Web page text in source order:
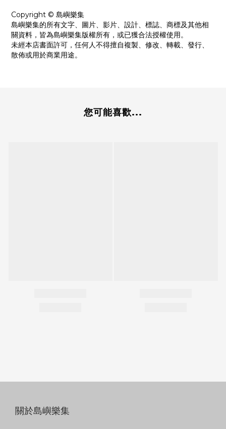
Copyright © 島嶼樂集
島嶼樂集的所有文字、圖片、影片、設計、標誌、商標及其他相
關資料，皆為島嶼樂集版權所有，或已獲合法授權使用。
未經本店書面許可，任何人不得擅自複製、修改、轉載、發行、
散佈或用於商業用途。
您可能喜歡...
關於島嶼樂集